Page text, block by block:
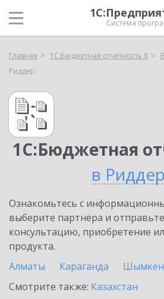
Система
Главная 1С:Бюджетная отчетность 8
Риддер
1С:Бюджетная
в
Ознакомьтесь с
выберите партнёра и
консультацию, приобретение
продукта.
Алматы
Караганда
Смотрите также: Казахстан